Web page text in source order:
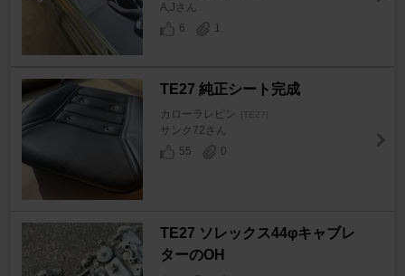
A,Jさん
6
1
TE27 純正シート完成
カローラレビン [TE27]
サンク72さん
55
0
TE27 ソレックス44φキャブレ
ターのOH